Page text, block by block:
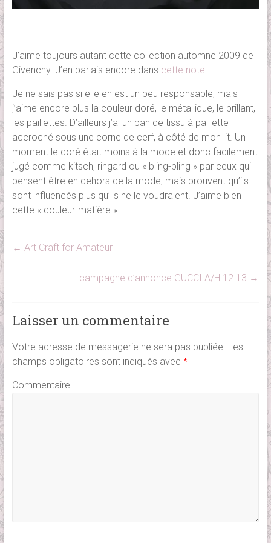
J’aime toujours autant cette collection automne 2009 de
Givenchy. J’en parlais encore dans cette note
Je ne sais pas si elle en est un peu responsable, mais
j’aime encore plus la couleur doré, le métallique, le brillant,
les paillettes. D’ailleurs j’ai un pan de tissu à paillette
accroché sous une corne de cerf, à côté de mon lit. Un
moment le doré était moins à la mode et donc facilement
jugé comme kitsch, ringard ou « bling-bling » par ceux qui
pensent être en dehors de la mode, mais prouvent qu’ils
sont influencés plus qu’ils ne le voudraient. J’aime bien
cette « couleur-matière ».
← Art Craft for Amateur
campagne d’annonce GUCCI A/H 12.13 →
Laisser un commentaire
Votre adresse de messagerie ne sera pas publiée. Les
champs obligatoires sont indiqués avec *
Commentaire